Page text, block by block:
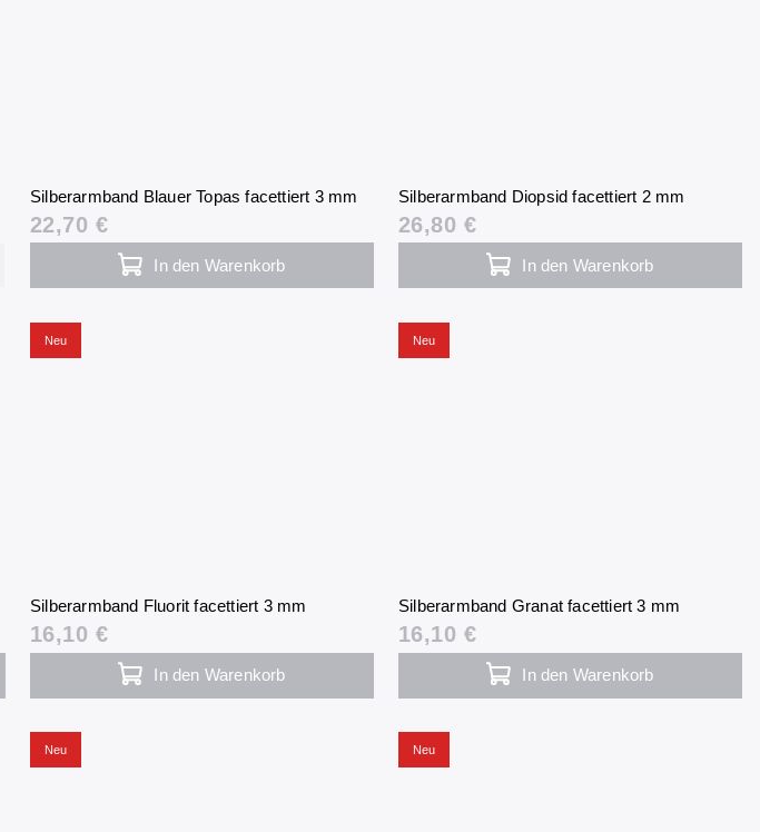
Silberarmband Blauer Topas facettiert 3 mm
22,70 €
In den Warenkorb
Silberarmband Diopsid facettiert 2 mm
26,80 €
In den Warenkorb
Neu
Silberarmband Fluorit facettiert 3 mm
16,10 €
In den Warenkorb
Neu
Silberarmband Granat facettiert 3 mm
16,10 €
In den Warenkorb
Neu Neu